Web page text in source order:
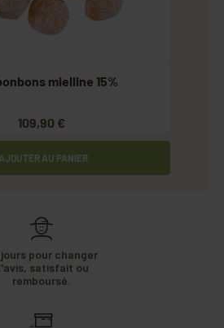
mielline 15%
109,90 €
AJOUTER AU PANIER
pour changer
satisfait ou
remboursé.